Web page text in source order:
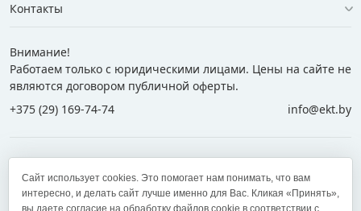
Контакты
Внимание!
Работаем только с юридическими лицами. Цены на сайте не
являются договором публичной оферты.
+375 (29) 169-74-74
info@ekt.by
+375 (17) 269-74-74
zakaz@ekt.by
Сайт использует cookies. Это помогает нам понимать, что вам
интересно, и делать сайт лучше именно для Вас. Кликая «Принять»,
вы даете согласие на обработку файлов cookie в соответствии с